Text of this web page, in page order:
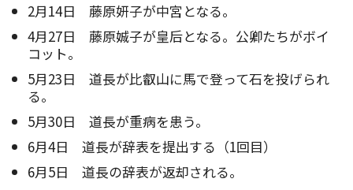
2月14日 藤原妍子が中宮となる。
4月27日 藤原娍子が皇后となる。公卿たちがボイ
コット。
5月23日 道長が比叡山に馬で登って石を投げられ
る。
5月30日 道長が重病を患う。
6月4日 道長が辞表を提出する（1回目）
6月5日 道長の辞表が返却される。